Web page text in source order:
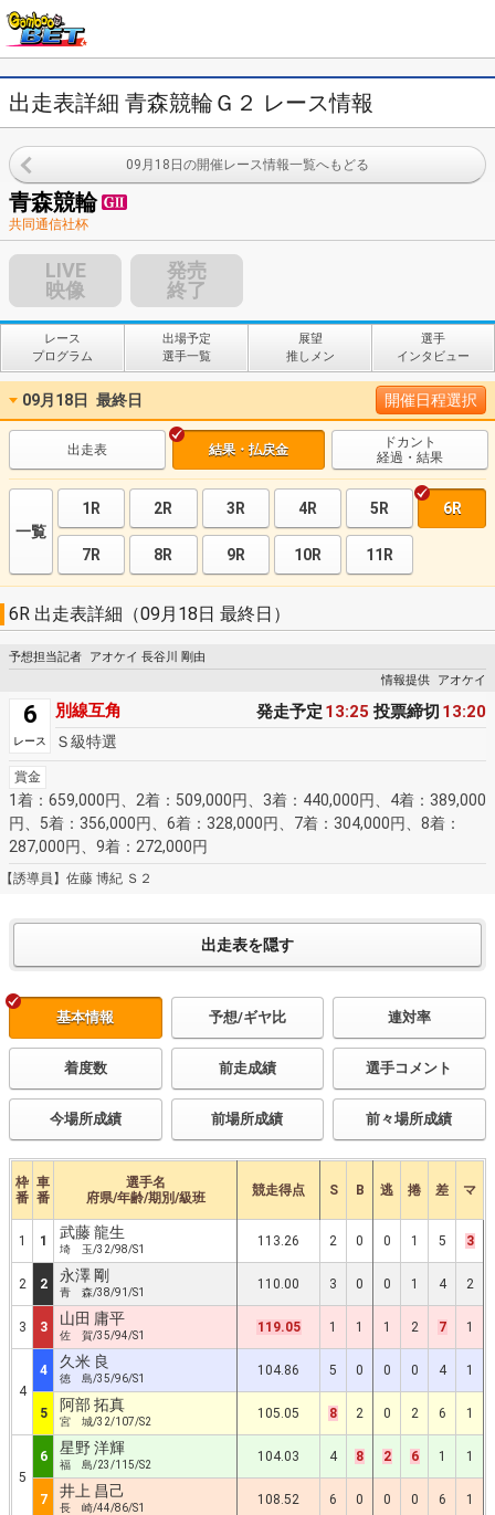
出走表詳細 青森競輪Ｇ２ レース情報
09月18日の開催レース情報一覧へもどる
青森競輪
共同通信社杯
LIVE
映像
発売
終了
レース
プログラム
出場予定
選手一覧
展望
推しメン
選手
インタビュー
09月18日 最終日 開催日程選択
出走表 結果・払戻金
ドカント
経過・結果
一覧
1R 2R 3R 4R 5R 6R
7R 8R 9R 10R 11R
6R 出走表詳細（09月18日 最終日）
予想担当記者
アオケイ 長谷川 剛由
情報提供
アオケイ
6
レース
別線互角 発走予定 13:25 投票締切 13:20
Ｓ級特選
賞金
1着：659,000円、2着：509,000円、3着：440,000円、4着：389,000
円、5着：356,000円、6着：328,000円、7着：304,000円、8着：
287,000円、9着：272,000円
【誘導員】佐藤 博紀 Ｓ２
基本情報 予想/ギヤ比 連対率
着度数 前走成績 選手コメント
今場所成績 前場所成績 前々場所成績
枠
番
車
番
選手名
府県/年齢/期別/級班
競走得点 S B 逃 捲 差 マ
1 1 武藤 龍生
埼 玉/32/98/S1
113.26 2 0 0 1 5 3
2 2 永澤 剛
青 森/38/91/S1
110.00 3 0 0 1 4 2
3 3 山田 庸平
佐 賀/35/94/S1
119.05 1 1 1 2 7 1
4
4 久米 良
徳 島/35/96/S1
104.86 5 0 0 0 4 1
5 阿部 拓真
宮 城/32/107/S2
105.05 8 2 0 2 6 1
5
6 星野 洋輝
福 島/23/115/S2
104.03 4 8 2 6 1 1
7 井上 昌己
長 崎/44/86/S1
108.52 6 0 0 0 6 1